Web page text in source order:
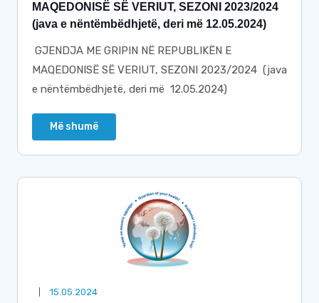
MAQEDONISË SË VERIUT, SEZONI 2023/2024
(java e nëntëmbëdhjetë, deri më 12.05.2024)
GJENDJA ME GRIPIN NË REPUBLIKËN E
MAQEDONISË SË VERIUT, SEZONI 2023/2024 (java
e nëntëmbëdhjetë, deri më 12.05.2024)
Më shumë
15.05.2024